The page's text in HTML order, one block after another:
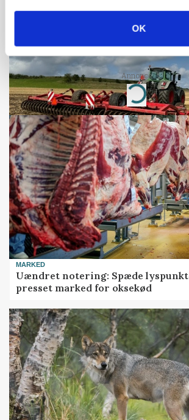
OK
skadedyrsrisici
Annonce
Loading...
MARKED
Uændret notering: Spæde
presset marked for oksekød